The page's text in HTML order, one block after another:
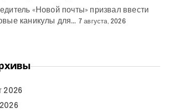
«Новой почты» призвал ввести
каникулы для… 7 августа, 2026
2026